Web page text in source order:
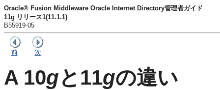
Oracle® Fusion Middleware Oracle Internet Directory管理者ガイド
11g リリース1(11.1.1)
B55919-05
前 次
A10gと11gの違い